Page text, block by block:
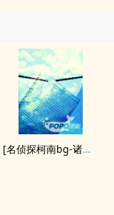
[名侦探柯南bg-诸伏景光x原创女主]暗恋对象成为我的急救对象!?